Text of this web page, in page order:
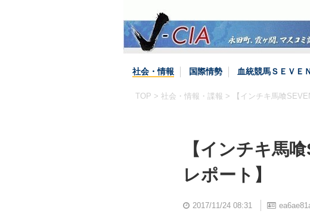
社会・情報 国際情勢 血統競馬ＳＥＶＥＮ
TOP > 社会・情報・諜報 > 【インチキ馬喰
【インチキ馬
レポート】
2017/11/24 08:31